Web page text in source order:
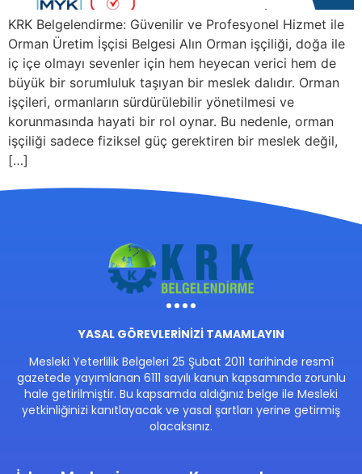
KRK Belgelendirme: Güvenilir ve Profesyonel Hizmet ile
Orman Üretim İşçisi Belgesi Alın Orman işçiliği, doğa ile
iç içe olmayı sevenler için hem heyecan verici hem de
büyük bir sorumluluk taşıyan bir meslek dalıdır. Orman
işçileri, ormanların sürdürülebilir yönetilmesi ve
korunmasında hayati bir rol oynar. Bu nedenle, orman
işçiliği sadece fiziksel güç gerektiren bir meslek değil,
[…]
YASAL GÖREVLERİNİZİ TAMAMLAYIN
Mesleki Yeterlilik Belgeleri 25 Şubat 2011 tarihinde resmî
gazetede yayımlanan 6111 sayılı kanun kapsamında zorunlu
hale getirilmiştir. Bu kapsamda aldığınız belge ile Mesleki
yetkinliğinizi kanıtlayacak ve yasal şartları yerine getirmiş
olacaksınız.